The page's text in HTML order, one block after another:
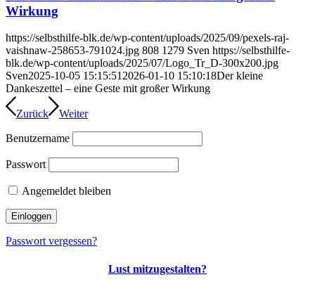
Wirkung
https://selbsthilfe-blk.de/wp-content/uploads/2025/09/pexels-raj-
vaishnaw-258653-791024.jpg 808 1279 Sven https://selbsthilfe-
blk.de/wp-content/uploads/2025/07/Logo_Tr_D-300x200.jpg
Sven2025-10-05 15:15:512026-01-10 15:10:18Der kleine
Dankeszettel – eine Geste mit großer Wirkung
Zurück Weiter
Benutzername
Passwort
Angemeldet bleiben
Passwort vergessen?
Lust mitzugestalten?